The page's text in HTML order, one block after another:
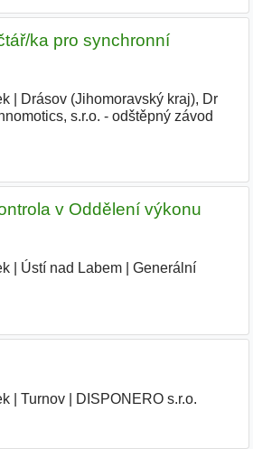
ka pro synchronní
| Drásov (Jihomoravský kraj), Dr|
s.r.o. - odštěpný závod
v Oddělení výkonu
| Ústí nad Labem|
Generální
| Turnov| DISPONERO s.r.o.